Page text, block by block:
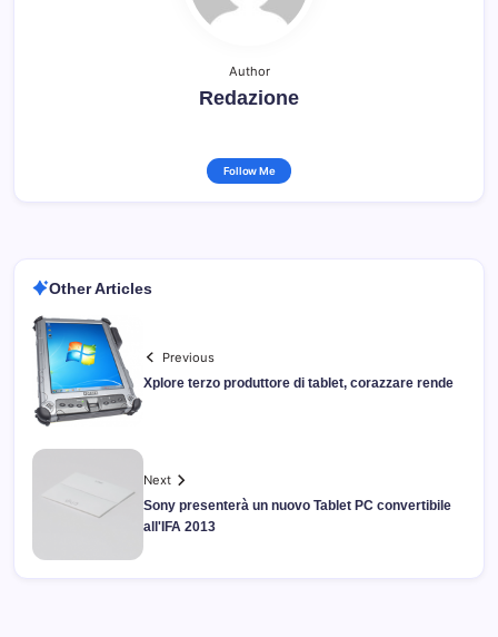
Author
Redazione
Follow Me
Other Articles
Previous
Xplore terzo produttore di tablet, corazzare rende
Next
Sony presenterà un nuovo Tablet PC convertibile
all'IFA 2013